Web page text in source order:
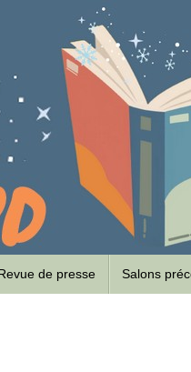
de presse Salons